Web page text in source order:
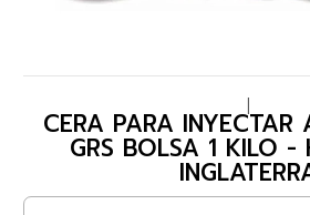
CERA PARA INYECTAR
GRS BOLSA 1 KILO -